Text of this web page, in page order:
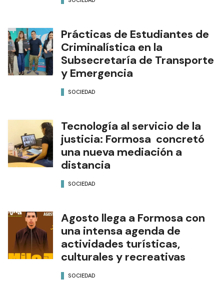
Prácticas de Estudiantes de
Criminalística en la
Subsecretaría de Transporte
y Emergencia
SOCIEDAD
Tecnología al servicio de la
justicia: Formosa concretó
una nueva mediación a
distancia
SOCIEDAD
Agosto llega a Formosa con
una intensa agenda de
actividades turísticas,
culturales y recreativas
SOCIEDAD